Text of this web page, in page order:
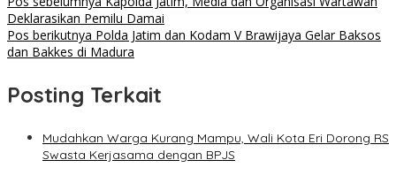
Deklarasikan Pemilu Damai
Pos berikutnya Polda Jatim dan Kodam V Brawijaya Gelar Baksos
dan Bakkes di Madura
Posting Terkait
Mudahkan Warga Kurang Mampu, Wali Kota Eri Dorong RS
Swasta Kerjasama dengan BPJS